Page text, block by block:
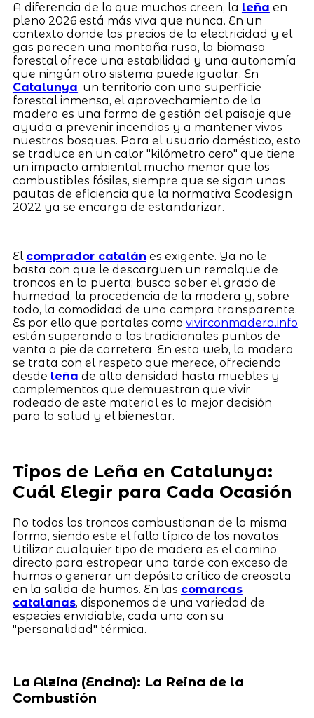
A diferencia de lo que muchos creen, la leña en
pleno 2026 está más viva que nunca. En un
contexto donde los precios de la electricidad y el
gas parecen una montaña rusa, la biomasa
forestal ofrece una estabilidad y una autonomía
que ningún otro sistema puede igualar. En
Catalunya, un territorio con una superficie
forestal inmensa, el aprovechamiento de la
madera es una forma de gestión del paisaje que
ayuda a prevenir incendios y a mantener vivos
nuestros bosques. Para el usuario doméstico, esto
se traduce en un calor "kilómetro cero" que tiene
un impacto ambiental mucho menor que los
combustibles fósiles, siempre que se sigan unas
pautas de eficiencia que la normativa Ecodesign
2022 ya se encarga de estandarizar.
El comprador catalán es exigente. Ya no le
basta con que le descarguen un remolque de
troncos en la puerta; busca saber el grado de
humedad, la procedencia de la madera y, sobre
todo, la comodidad de una compra transparente.
Es por ello que portales como vivirconmadera.info
están superando a los tradicionales puntos de
venta a pie de carretera. En esta web, la madera
se trata con el respeto que merece, ofreciendo
desde leña de alta densidad hasta muebles y
complementos que demuestran que vivir
rodeado de este material es la mejor decisión
para la salud y el bienestar.
Tipos de Leña en Catalunya:
Cuál Elegir para Cada Ocasión
No todos los troncos combustionan de la misma
forma, siendo este el fallo típico de los novatos.
Utilizar cualquier tipo de madera es el camino
directo para estropear una tarde con exceso de
humos o generar un depósito crítico de creosota
en la salida de humos. En las comarcas
catalanas, disponemos de una variedad de
especies envidiable, cada una con su
"personalidad" térmica.
La Alzina (Encina): La Reina de la
Combustión